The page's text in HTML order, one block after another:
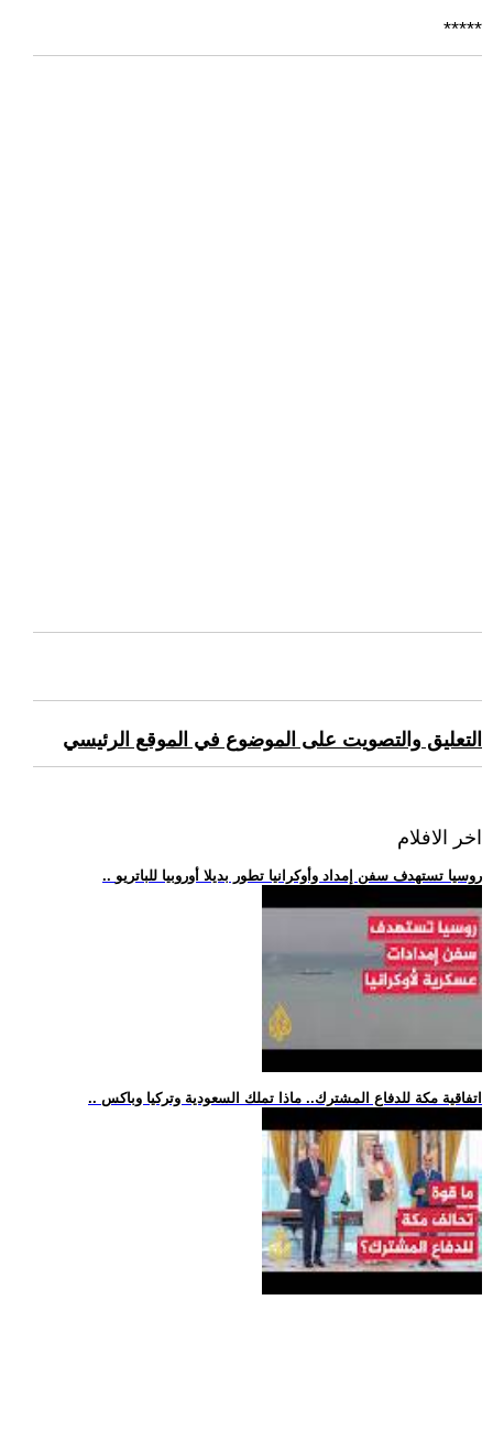
*****
التعليق والتصويت على الموضوع في الموقع الرئيسي
اخر الافلام
.. روسيا تستهدف سفن إمداد وأوكرانيا تطور بديلا أوروبيا للباتريو
.. اتفاقية مكة للدفاع المشترك.. ماذا تملك السعودية وتركيا وباكس